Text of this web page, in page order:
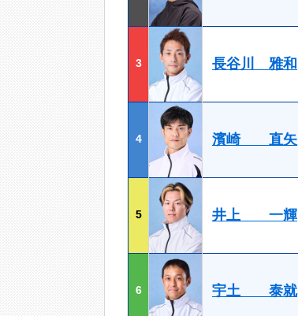
3 長谷川 雅和
4 濱崎 直矢
5 井上 一輝
6 宇土 泰就